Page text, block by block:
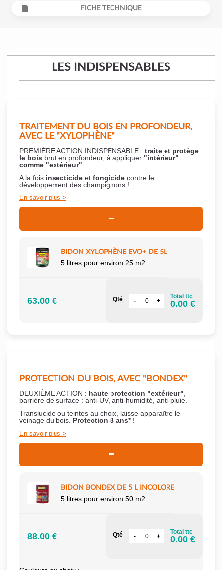
FICHE TECHNIQUE
LES INDISPENSABLES
TRAITEMENT DU BOIS EN PROFONDEUR,
AVEC LE "XYLOPHÈNE"
PREMIÈRE ACTION INDISPENSABLE : traite et protège
le bois brut en profondeur, à appliquer "intérieur"
comme "extérieur"
A la fois insecticide et fongicide contre le
développement des champignons !
En savoir plus
BIDON XYLOPHÈNE EVO+ DE 5L
5 litres pour environ 25 m2
63.00 € Qté Total ttc
0.00 €
PROTECTION DU BOIS, AVEC "BONDEX"
DEUXIÈME ACTION : haute protection "extérieur"
barrière de surface : anti-UV, anti-humidité, anti-pluie.
Translucide ou teintes au choix, laisse apparaître le
veinage du bois. Protection 8 ans*!
En savoir plus
BIDON BONDEX DE 5 L INCOLORE
5 litres pour environ 50 m2
88.00 € Qté Total ttc
0.00 €